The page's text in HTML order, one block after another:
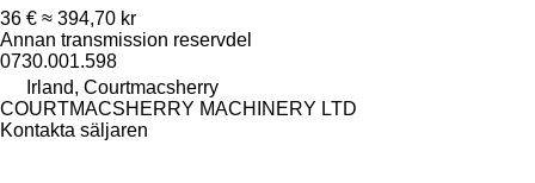
36 € ≈ 394,70 kr
Annan transmission reservdel
0730.001.598
Irland, Courtmacsherry
COURTMACSHERRY MACHINERY LTD
Kontakta säljaren